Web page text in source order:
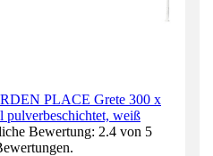
PLACE Grete 300 x
pulverbeschichtet, weiß
Bewertung: 2.4 von 5